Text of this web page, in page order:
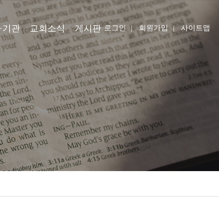
기관 교회소식 게시판 로그인 | 회원가입 | 사이트맵